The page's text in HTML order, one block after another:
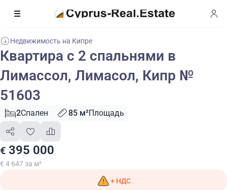
Недвижимость на Кипре
Квартира с 2 спальнями в
Лимассол, Лимасол, Кипр №
51603
2Спален 85 м²Площадь
€ 395 000
€ 4 647 за м²
+ НДС